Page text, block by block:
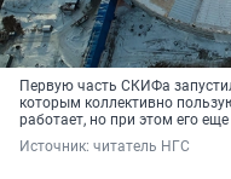
Первую часть СКИФа
которым коллективно
работает, но при этом его
Источник: читатель НГС